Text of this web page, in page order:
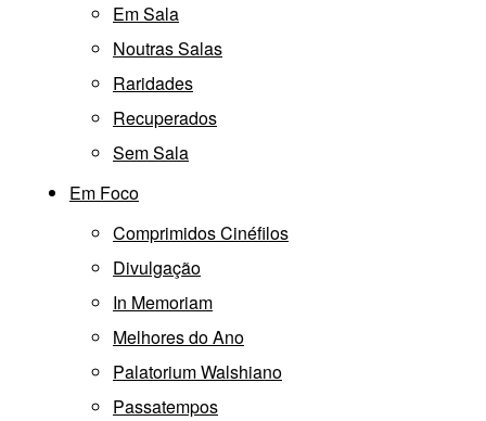
Em Sala
Noutras Salas
Raridades
Recuperados
Sem Sala
Em Foco
Comprimidos Cinéfilos
Divulgação
In Memoriam
Melhores do Ano
Palatorium Walshiano
Passatempos